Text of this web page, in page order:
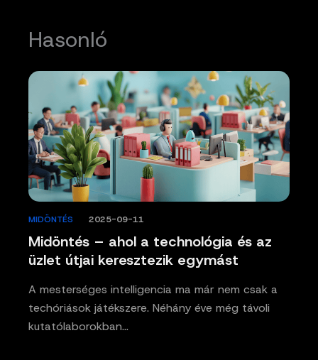
Hasonló
Midöntés – ahol a technológia és az
üzlet útjai keresztezik egymást
MIDÖNTÉS 2025-09-11
A mesterséges intelligencia ma már nem csak a
techóriások játékszere. Néhány éve még távoli
kutatólaborokban…